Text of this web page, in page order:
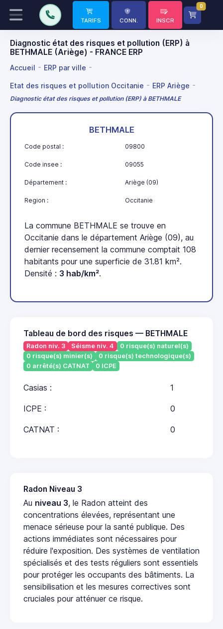
TARIFS CONN. INSCR
0
Diagnostic état des risques et pollution (ERP) à
BETHMALE (Ariège) - FRANCE ERP
Accueil ERP par ville
Etat des risques et pollution Occitanie ERP Ariège
Diagnostic état des risques et pollution (ERP) à BETHMALE
BETHMALE
Code postal : 09800
Code insee : 09055
Département : Ariège (09)
Region : Occitanie
La commune BETHMALE se trouve en
Occitanie dans le département Ariège (09), au
dernier recensement la commune comptait 108
habitants pour une superficie de 31.81 km².
Densité : 3 hab/km².
Tableau de bord des risques — BETHMALE
Radon niv. 3 Séisme niv. 4
0 risque(s) naturel(s)
0 risque(s) minier(s)
0 risque(s) technologique(s)
0 arrêté(s) CATNAT
0 ICPE
Casias : 1
ICPE : 0
CATNAT : 0
Radon Niveau 3
Au niveau 3, le Radon atteint des
concentrations élevées, représentant une
menace sérieuse pour la santé publique. Des
actions immédiates sont nécessaires pour
réduire l'exposition. Des systèmes de ventilation
spécialisés et des tests réguliers sont essentiels
pour protéger les occupants des bâtiments. La
sensibilisation et les mesures correctives sont
cruciales pour atténuer ce risque.